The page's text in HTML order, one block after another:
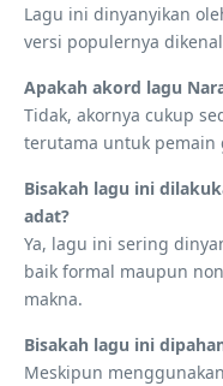
Lagu ini dinyanyikan
versi populernya
Apakah akord lagu
Tidak, akornya cukup
terutama untuk
Bisakah lagu ini
adat?
Ya, lagu ini sering
baik formal maupun
makna.
Bisakah lagu ini
Meskipun